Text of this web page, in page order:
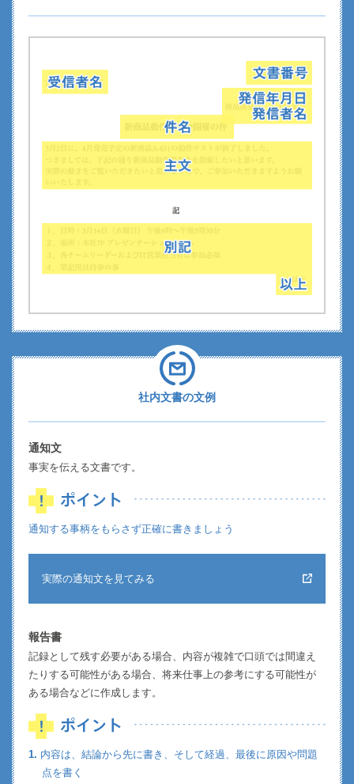
社内文書の文例
通知文
事実を伝える文書です。
通知する事柄をもらさず正確に書きましょう
実際の通知文を見てみる
報告書
記録として残す必要がある場合、内容が複雑で口頭では間違え
たりする可能性がある場合、将来仕事上の参考にする可能性が
ある場合などに作成します。
1. 内容は、結論から先に書き、そして経過、最後に原因や問題
点を書く